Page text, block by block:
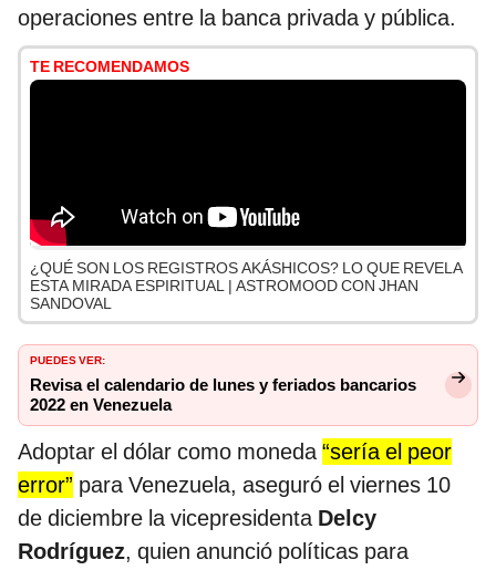
operaciones entre la banca privada y pública.
TE RECOMENDAMOS
¿QUÉ SON LOS REGISTROS AKÁSHICOS? LO QUE REVELA
ESTA MIRADA ESPIRITUAL | ASTROMOOD CON JHAN
SANDOVAL
PUEDES VER:
Revisa el calendario de lunes y feriados bancarios
2022 en Venezuela
Adoptar el dólar como moneda“sería el peor
error” para Venezuela, aseguró el viernes 10
de diciembre la vicepresidentaDelcy
Rodríguez, quien anunció políticas para